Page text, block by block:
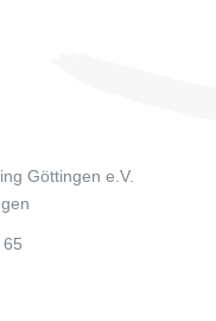
Göttingen e.V.